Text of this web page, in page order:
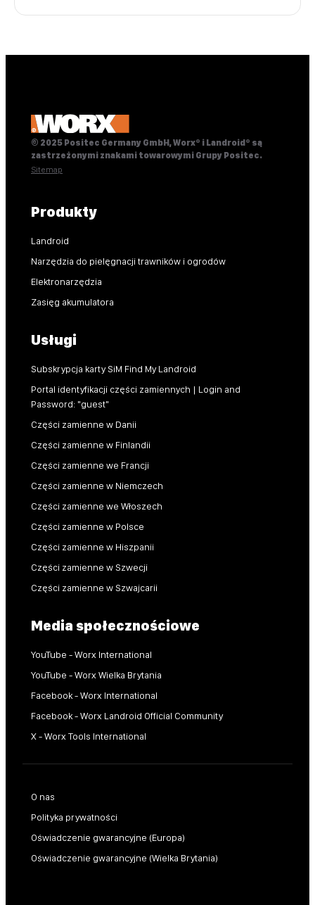
© 2025 Positec Germany GmbH, Worx® i Landroid® są
zastrzeżonymi znakami towarowymi Grupy Positec.
Sitemap
Produkty
Landroid
Narzędzia do pielęgnacji trawników i ogrodów
Elektronarzędzia
Zasięg akumulatora
Usługi
Subskrypcja karty SiM Find My Landroid
Portal identyfikacji części zamiennych | Login and
Password: "guest"
Części zamienne w Danii
Części zamienne w Finlandii
Części zamienne we Francji
Części zamienne w Niemczech
Części zamienne we Włoszech
Części zamienne w Polsce
Części zamienne w Hiszpanii
Części zamienne w Szwecji
Części zamienne w Szwajcarii
Media społecznościowe
YouTube - Worx International
YouTube - Worx Wielka Brytania
Facebook - Worx International
Facebook - Worx Landroid Official Community
X - Worx Tools International
O nas
Polityka prywatności
Oświadczenie gwarancyjne (Europa)
Oświadczenie gwarancyjne (Wielka Brytania)